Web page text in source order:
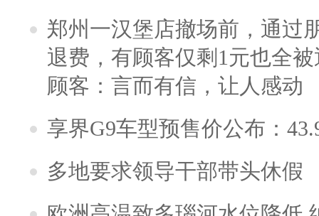
郑州一汉堡店撤场前，通过
退费，有顾客仅剩1元也全
顾客：言而有信，让人感动
享界G9车型预售价公布：
多地要求领导干部带头休假